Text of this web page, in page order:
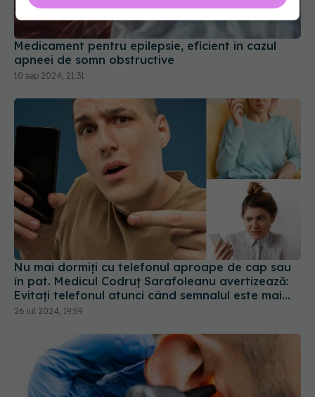
Medicament pentru epilepsie, eficient în cazul
apneei de somn obstructive
10 sep 2024, 21:31
Nu mai dormiți cu telefonul aproape de cap sau
în pat. Medicul Codruț Sarafoleanu avertizează:
Evitați telefonul atunci când semnalul este mai
slab
26 iul 2024, 19:59